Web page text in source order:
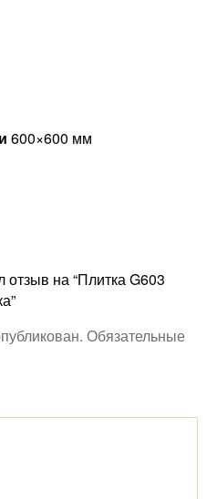
600×600 мм
отзыв на “Плитка G603
Обязательные